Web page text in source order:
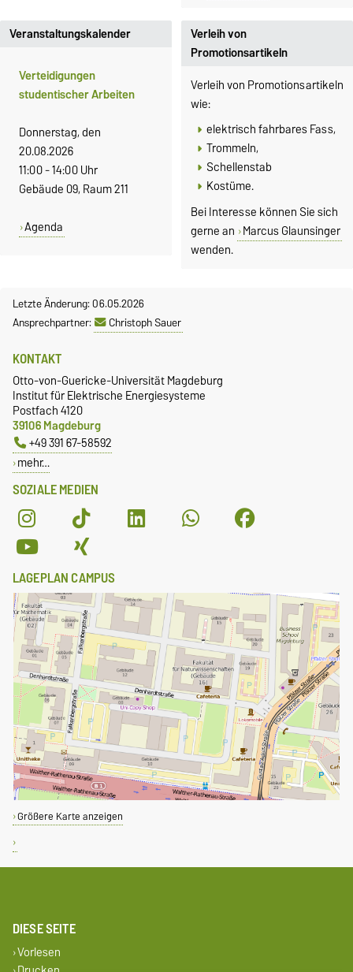
Veranstaltungskalender
Verteidigungen
studentischer Arbeiten
Donnerstag, den
20.08.2026
11:00 - 14:00 Uhr
Gebäude 09, Raum 211
Agenda
Verleih von
Promotionsartikeln
Verleih von Promotionsartikeln
wie:
elektrisch fahrbares Fass,
Trommeln,
Schellenstab
Kostüme.
Bei Interesse können Sie sich
gerne an Marcus Glaunsinger
wenden.
Letzte Änderung: 06.05.2026
Ansprechpartner:
Christoph Sauer
SOZIALE MEDIEN
KONTAKT
Otto-von-Guericke-Universität Magdeburg
Institut für Elektrische Energiesysteme
Postfach 4120
39106 Magdeburg
+49 391 67-58592
mehr…
LAGEPLAN CAMPUS
Größere Karte anzeigen
DIESE SEITE
Vorlesen